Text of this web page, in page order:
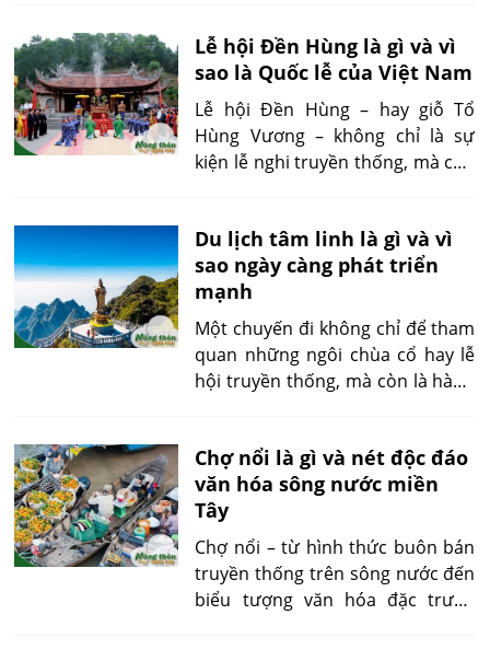
ẩm thực Sapa luôn hấp dẫn ở
từng khoảnh khắc.
sự khác biệt giữa nhà rông với các
kiểu nhà khác trong khu vực. Bài
viết dưới đây sẽ giúp bạn khám
phá từ định nghĩa, cấu tạo đến vai
trò và giá trị thực tiễn của nhà
rông trong đời sống Tây Nguyên
Lễ hội Đền Hùng là gì và vì
sao là Quốc lễ của Việt Nam
Lễ hội Đền Hùng – hay giỗ Tổ
Hùng Vương – không chỉ là sự
kiện lễ nghi truyền thống, mà còn
cho mọi thế hệ. Từ hành trình
rước linh vị đến tiếng trống hội
vang vọng, mỗi khung cảnh đều
gợi mở những giá trị sâu sắc của
quốc lễ đầu tiên tại Việt Nam.
Du lịch tâm linh là gì và vì
sao ngày càng phát triển
mạnh
Một chuyến đi không chỉ để tham
quan những ngôi chùa cổ hay lễ
hội truyền thống, mà còn là hành
giúp ta tìm thấy sự thanh thản
giữa cuộc sống bộn bề và nuôi
dưỡng hiểu biết về tín ngưỡng,
văn hóa dân tộc.
Chợ nổi là gì và nét độc đáo
văn hóa sông nước miền
Tây
Chợ nổi – từ hình thức buôn bán
truyền thống trên sông nước đến
biểu tượng văn hóa đặc trưng